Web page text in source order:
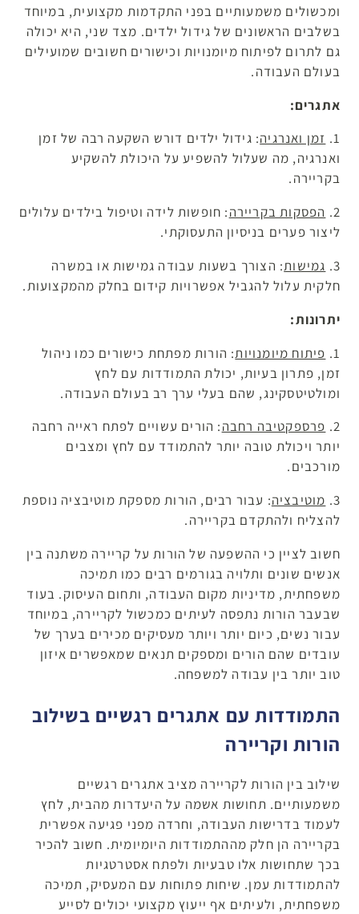
ומכשולים משמעותיים בפני התקדמות מקצועית, במיוחד
בשלבים הראשונים של גידול ילדים. מצד שני, היא יכולה
גם לתרום לפיתוח מיומנויות וכישורים חשובים שמועילים
בעולם העבודה.
אתגרים:
1. זמן ואנרגיה: גידול ילדים דורש השקעה רבה של זמן
ואנרגיה, מה שעלול להשפיע על היכולת להשקיע
בקריירה.
2. הפסקות בקריירה: חופשות לידה וטיפול בילדים עלולים
ליצור פערים בניסיון התעסוקתי.
3. גמישות: הצורך בשעות עבודה גמישות או במשרה
חלקית עלול להגביל אפשרויות קידום בחלק מהמקצועות.
יתרונות:
1. פיתוח מיומנויות: הורות מפתחת כישורים כמו ניהול
זמן, פתרון בעיות, יכולת התמודדות עם לחץ
ומולטיטסקינג, שהם בעלי ערך רב בעולם העבודה.
2. פרספקטיבה רחבה: הורים עשויים לפתח ראייה רחבה
יותר ויכולת טובה יותר להתמודד עם לחץ ומצבים
מורכבים.
3. מוטיבציה: עבור רבים, הורות מספקת מוטיבציה נוספת
להצליח ולהתקדם בקריירה.
חשוב לציין כי ההשפעה של הורות על קריירה משתנה בין
אנשים שונים ותלויה בגורמים רבים כמו תמיכה
משפחתית, מדיניות מקום העבודה, ותחום העיסוק. בעוד
שבעבר הורות נתפסה לעיתים כמכשול לקריירה, במיוחד
עבור נשים, כיום יותר ויותר מעסיקים מכירים בערך של
עובדים שהם הורים ומספקים תנאים שמאפשרים איזון
טוב יותר בין עבודה למשפחה.
התמודדות עם אתגרים רגשיים בשילוב
הורות וקריירה
שילוב בין הורות לקריירה מציב אתגרים רגשיים
משמעותיים. תחושות אשמה על היעדרות מהבית, לחץ
לעמוד בדרישות העבודה, וחרדה מפני פגיעה אפשרית
בקריירה הן חלק מההתמודדות היומיומית. חשוב להכיר
בכך שתחושות אלו טבעיות ולפתח אסטרטגיות
להתמודדות עמן. שיחות פתוחות עם המעסיק, תמיכה
משפחתית, ולעיתים אף ייעוץ מקצועי יכולים לסייע